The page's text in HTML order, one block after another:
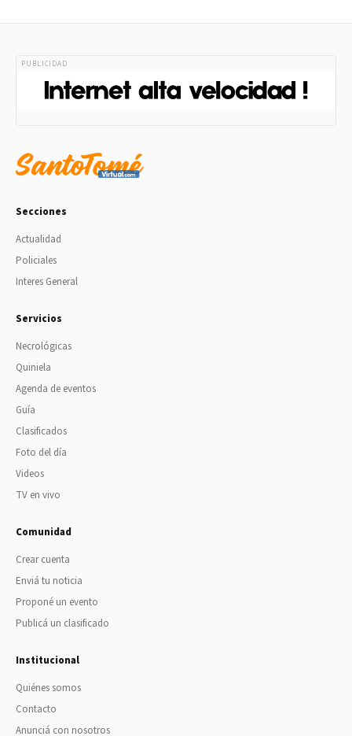
PUBLICIDAD
Secciones
Actualidad
Policiales
Interes General
Servicios
Necrológicas
Quiniela
Agenda de eventos
Guía
Clasificados
Foto del día
Videos
TV en vivo
Comunidad
Crear cuenta
Enviá tu noticia
Proponé un evento
Publicá un clasificado
Institucional
Quiénes somos
Contacto
Anunciá con nosotros